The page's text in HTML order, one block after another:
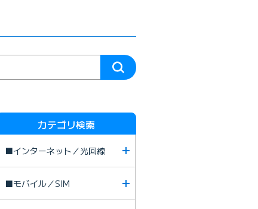
カテゴリ検索
■インターネット／光回線
■モバイル／SIM